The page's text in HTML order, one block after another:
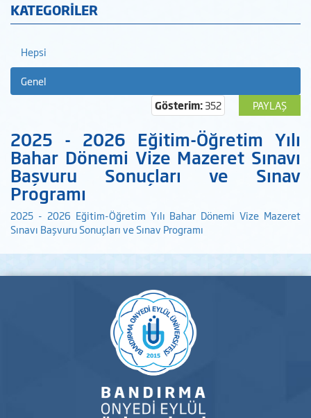
KATEGORİLER
Hepsi
Genel
PAYLAŞ
Gösterim:352
2025 - 2026 Eğitim-Öğretim Yılı
Bahar Dönemi Vize Mazeret Sınavı
Başvuru Sonuçları ve Sınav
Programı
2025 - 2026 Eğitim-Öğretim Yılı Bahar Dönemi Vize Mazeret
Sınavı Başvuru Sonuçları ve Sınav Programı